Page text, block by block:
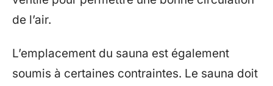
de l’air.
L’emplacement du sauna est également
soumis à certaines contraintes. Le sauna doit